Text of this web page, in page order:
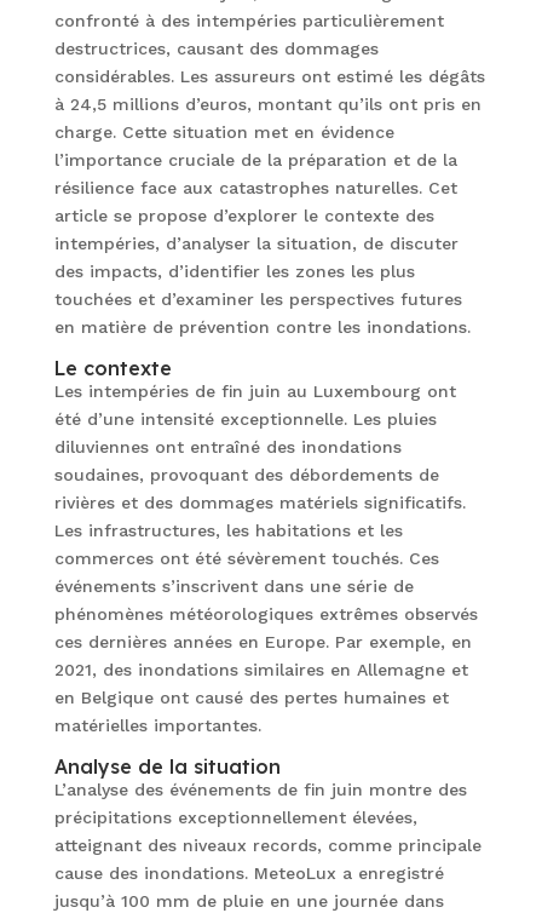
confronté à des intempéries particulièrement
destructrices, causant des dommages
considérables. Les assureurs ont estimé les dégâts
à 24,5 millions d’euros, montant qu’ils ont pris en
charge. Cette situation met en évidence
l’importance cruciale de la préparation et de la
résilience face aux catastrophes naturelles. Cet
article se propose d’explorer le contexte des
intempéries, d’analyser la situation, de discuter
des impacts, d’identifier les zones les plus
touchées et d’examiner les perspectives futures
en matière de prévention contre les inondations.
Le contexte
Les intempéries de fin juin au Luxembourg ont
été d’une intensité exceptionnelle. Les pluies
diluviennes ont entraîné des inondations
soudaines, provoquant des débordements de
rivières et des dommages matériels significatifs.
Les infrastructures, les habitations et les
commerces ont été sévèrement touchés. Ces
événements s’inscrivent dans une série de
phénomènes météorologiques extrêmes observés
ces dernières années en Europe. Par exemple, en
2021, des inondations similaires en Allemagne et
en Belgique ont causé des pertes humaines et
matérielles importantes.
Analyse de la situation
L’analyse des événements de fin juin montre des
précipitations exceptionnellement élevées,
atteignant des niveaux records, comme principale
cause des inondations. MeteoLux a enregistré
jusqu’à 100 mm de pluie en une journée dans